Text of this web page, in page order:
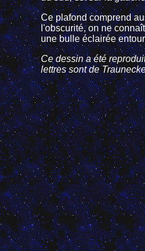
Ce plafond comprend
l'obscurité, on ne
une bulle éclairée
Ce dessin a été
lettres sont de